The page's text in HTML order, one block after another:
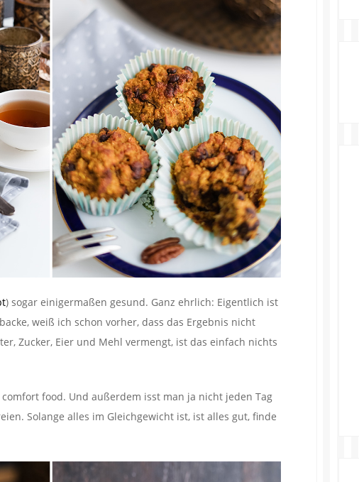
) sogar einigermaßen gesund. Ganz ehrlich: Eigentlich ist
weiß ich schon vorher, dass das Ergebnis nicht
Zucker, Eier und Mehl vermengt, ist das einfach nichts
food. Und außerdem isst man ja nicht jeden Tag
Solange alles im Gleichgewicht ist, ist alles gut, finde